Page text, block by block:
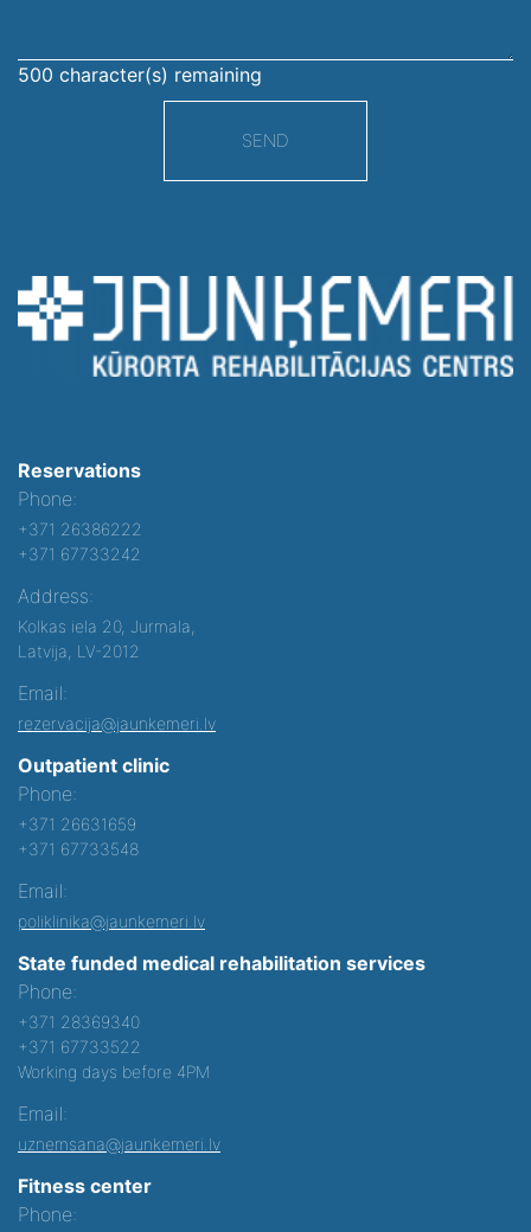
500 character(s) remaining
SEND
Reservations
Phone:
+371 26386222
+371 67733242
Address:
Kolkas iela 20, Jurmala,
Latvija, LV-2012
Email:
rezervacija@jaunkemeri.lv
Outpatient clinic
Phone:
+371 26631659
+371 67733548
Email:
poliklinika@jaunkemeri.lv
State funded medical rehabilitation services
Phone:
+371 28369340
+371 67733522
Working days before 4PM
Email:
uznemsana@jaunkemeri.lv
Fitness center
Phone: